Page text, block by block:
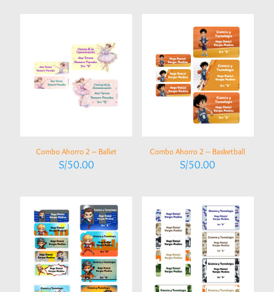
Combo Ahorro 2 – Ballet
S/50.00
Combo Ahorro 2 – Basketball
S/50.00